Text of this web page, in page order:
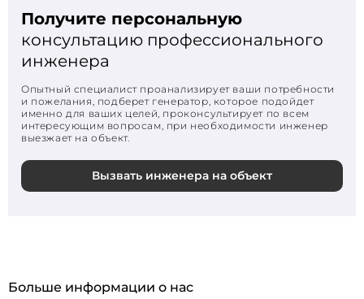
Получите персональную
консультацию профессионального
инженера
Опытный специалист проанализирует ваши потребности
и пожелания, подберет генератор, которое подойдет
именно для ваших целей, проконсультирует по всем
интересующим вопросам, при необходимости инженер
выезжает на объект.
Вызвать инженера на объект
Больше информации о нас